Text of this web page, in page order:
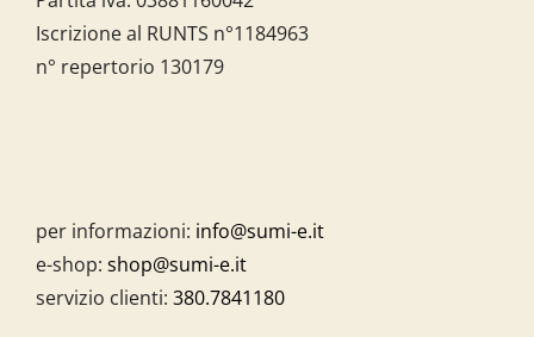
Iscrizione al RUNTS n°1184963
n° repertorio 130179
per informazioni: info@sumi-e.it
e-shop: shop@sumi-e.it
servizio clienti: 380.7841180